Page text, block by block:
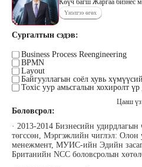
Көүч багш Жаргаа бизнес
Үнэлгээ өгөх
Сургалтын сэдэв:
Business Process Reengineering
BPMN
Layout
Байгууллагын соёл хувь
Toxic уур амьсгалын хохиролт үр
Цааш
Боловсрол:
· 2013-2014 Бизнесийн удирдлагын
төгссөн, Мэргэжлийн чиглэл: Олон
менежмент, МУИС-ийн Эдийн засаг
Британийн NCC боловсролын
Наран анд консалтинг” ХХК-ийн